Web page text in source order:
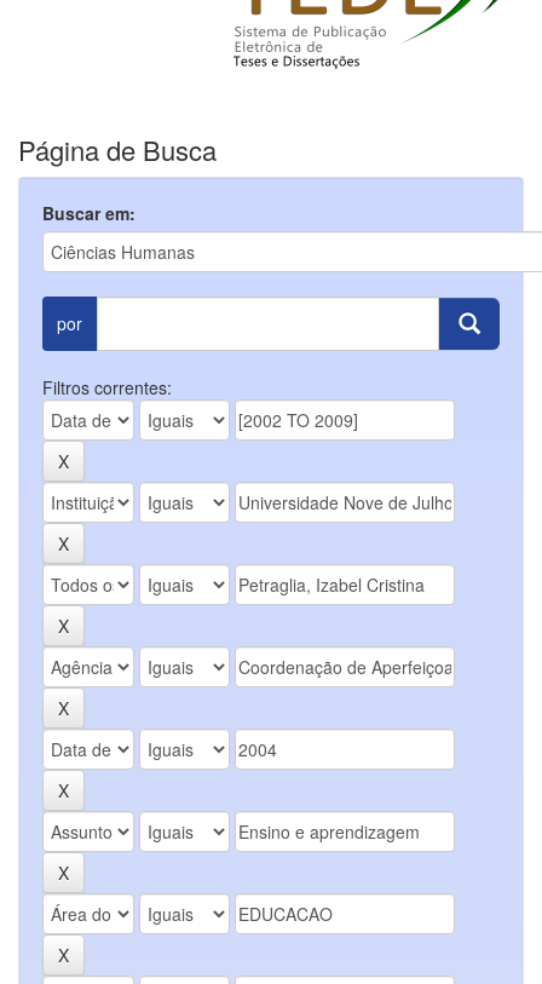
Página de Busca
Buscar em:
por
Filtros correntes: